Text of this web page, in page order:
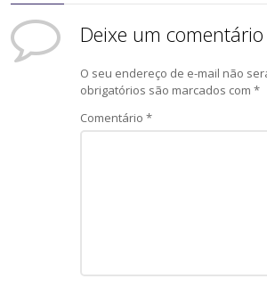
Deixe um comentário
O seu endereço de e-mail não
obrigatórios são marcados com*
Comentário*